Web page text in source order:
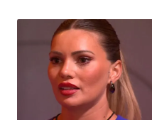
Gran
Hermano
Tendencias